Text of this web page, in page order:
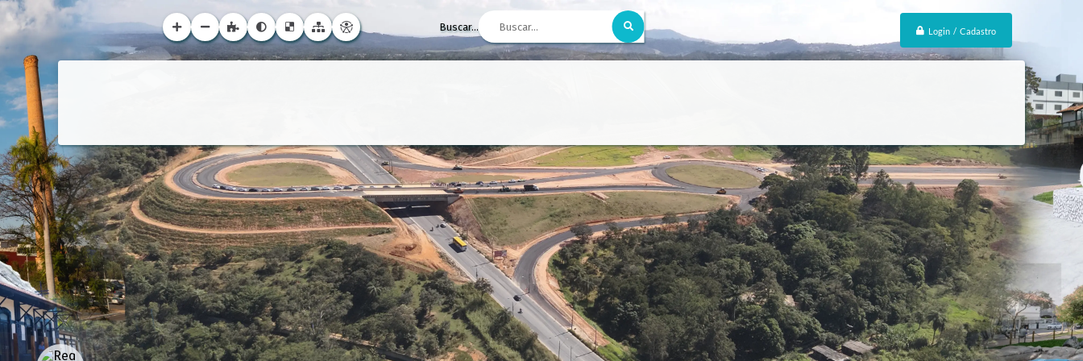
Login / Cadastro
Buscar...